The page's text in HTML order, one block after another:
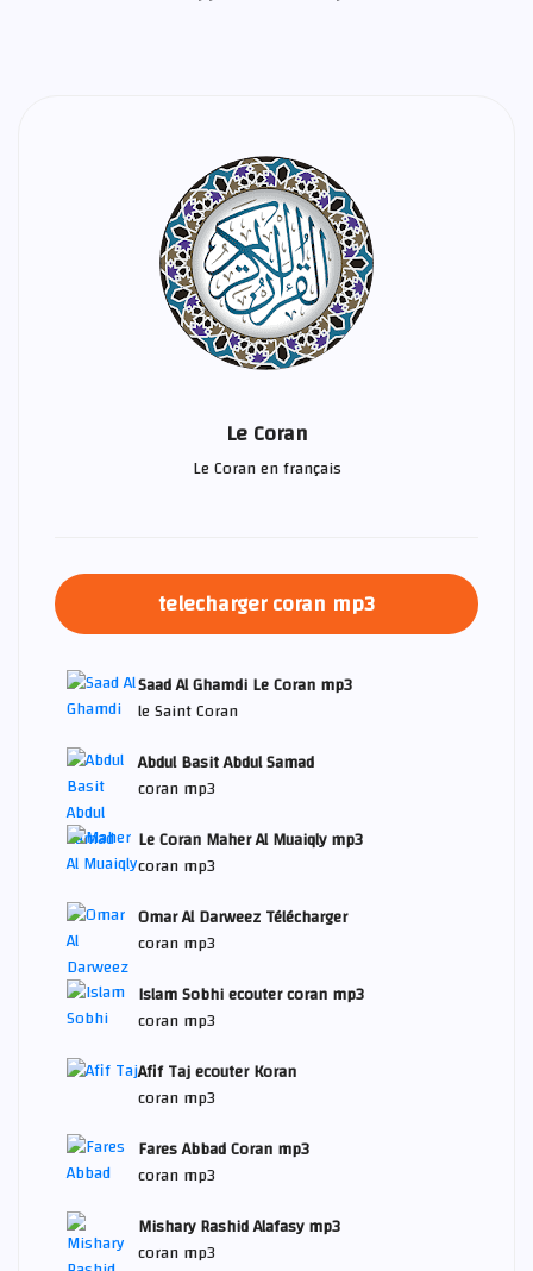
Le Coran
Le Coran en français
telecharger coran mp3
Saad Al Ghamdi Le Coran mp3
le Saint Coran
Abdul Basit Abdul Samad
coran mp3
Le Coran Maher Al Muaiqly mp3
coran mp3
Omar Al Darweez Télécharger
coran mp3
Islam Sobhi ecouter coran mp3
coran mp3
Afif Taj ecouter Koran
coran mp3
Fares Abbad Coran mp3
coran mp3
Mishary Rashid Alafasy mp3
coran mp3